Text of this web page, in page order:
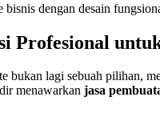
dengan desain
Profesional
bukan lagi sebuah pilihan,
menawarkan jasa